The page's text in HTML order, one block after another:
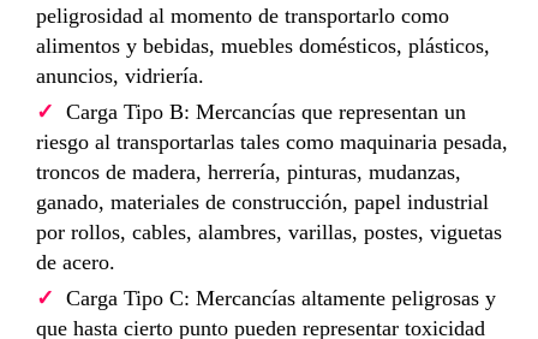
peligrosidad al momento de transportarlo como
alimentos y bebidas, muebles domésticos, plásticos,
anuncios, vidriería.
Carga Tipo B: Mercancías que representan un
riesgo al transportarlas tales como maquinaria pesada,
troncos de madera, herrería, pinturas, mudanzas,
ganado, materiales de construcción, papel industrial
por rollos, cables, alambres, varillas, postes, viguetas
de acero.
Carga Tipo C: Mercancías altamente peligrosas y
que hasta cierto punto pueden representar toxicidad